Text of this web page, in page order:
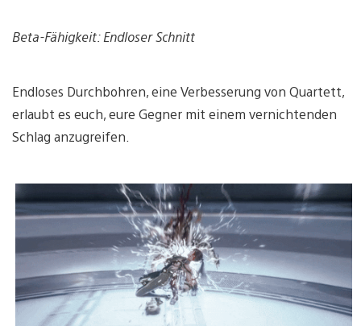
Beta-Fähigkeit: Endloser Schnitt
Endloses Durchbohren, eine Verbesserung von Quartett,
erlaubt es euch, eure Gegner mit einem vernichtenden
Schlag anzugreifen.